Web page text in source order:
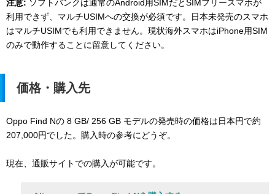
注意: ソフトバンクは通常のAndroid用SIMだとSIMフリースマホが
利用できず、マルチUSIMへの交換が必須です。日本未発売のスマホ
はマルチUSIMでも利用できません。現状海外スマホはiPhone用SIM
のみで動作することに留意してください。
価格・購入先
Oppo Find Nの 8 GB/ 256 GB モデルの発売時の価格は日本円で約
207,000円でした。購入時の参考にどうぞ。
現在、通販サイトでの購入が可能です。